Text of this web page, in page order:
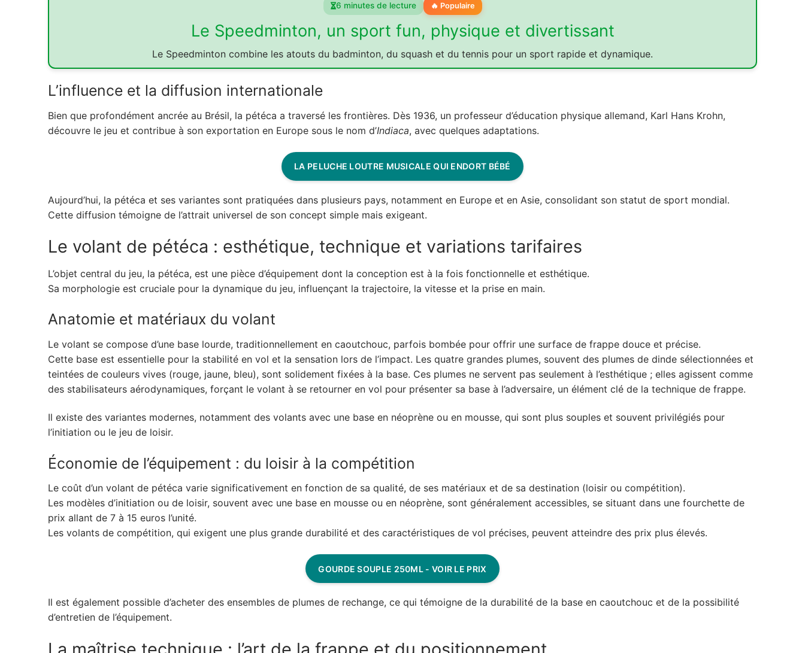
6 minutes de lecture 🔥 Populaire
Le Speedminton, un sport fun, physique et divertissant
Le Speedminton combine les atouts du badminton, du squash et du tennis pour un sport rapide et dynamique.
L’influence et la diffusion internationale
Bien que profondément ancrée au Brésil, la pétéca a traversé les frontières. Dès 1936, un professeur d’éducation physique allemand, Karl Hans Krohn,
découvre le jeu et contribue à son exportation en Europe sous le nom d’Indiaca, avec quelques adaptations.
LA PELUCHE LOUTRE MUSICALE QUI ENDORT BÉBÉ
Aujourd’hui, la pétéca et ses variantes sont pratiquées dans plusieurs pays, notamment en Europe et en Asie, consolidant son statut de sport mondial.
Cette diffusion témoigne de l’attrait universel de son concept simple mais exigeant.
Le volant de pétéca : esthétique, technique et variations tarifaires
L’objet central du jeu, la pétéca, est une pièce d’équipement dont la conception est à la fois fonctionnelle et esthétique.
Sa morphologie est cruciale pour la dynamique du jeu, influençant la trajectoire, la vitesse et la prise en main.
Anatomie et matériaux du volant
Le volant se compose d’une base lourde, traditionnellement en caoutchouc, parfois bombée pour offrir une surface de frappe douce et précise.
Cette base est essentielle pour la stabilité en vol et la sensation lors de l’impact. Les quatre grandes plumes, souvent des plumes de dinde sélectionnées et
teintées de couleurs vives (rouge, jaune, bleu), sont solidement fixées à la base. Ces plumes ne servent pas seulement à l’esthétique ; elles agissent comme
des stabilisateurs aérodynamiques, forçant le volant à se retourner en vol pour présenter sa base à l’adversaire, un élément clé de la technique de frappe.
Il existe des variantes modernes, notamment des volants avec une base en néoprène ou en mousse, qui sont plus souples et souvent privilégiés pour
l’initiation ou le jeu de loisir.
Économie de l’équipement : du loisir à la compétition
Le coût d’un volant de pétéca varie significativement en fonction de sa qualité, de ses matériaux et de sa destination (loisir ou compétition).
Les modèles d’initiation ou de loisir, souvent avec une base en mousse ou en néoprène, sont généralement accessibles, se situant dans une fourchette de
prix allant de 7 à 15 euros l’unité.
Les volants de compétition, qui exigent une plus grande durabilité et des caractéristiques de vol précises, peuvent atteindre des prix plus élevés.
GOURDE SOUPLE 250ML - VOIR LE PRIX
Il est également possible d’acheter des ensembles de plumes de rechange, ce qui témoigne de la durabilité de la base en caoutchouc et de la possibilité
d’entretien de l’équipement.